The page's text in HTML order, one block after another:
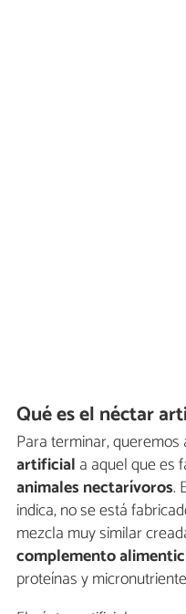
Qué es el néctar
Para terminar,
artificial a aquel que es
animales nectarívoros.
indica, no se está
mezcla muy similar
complemento
proteínas y